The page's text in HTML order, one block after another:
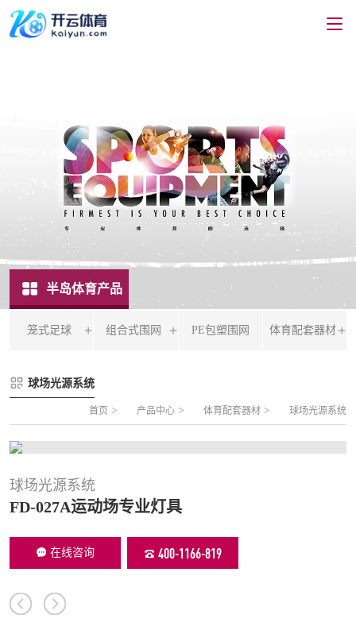
半岛体育产品
笼式足球
FLZ-B 夹芯板笼式足球
FLZ-C 半格栅笼式足球
FLZ-D PE包塑笼式足球
组合式围网
片装组合式围网
PE包塑围网 体育配套器材
球场光源系统
首页 > 产品中心 > 体育配套器材 > 球场光源系统
球场光源系统
FD-027A运动场专业灯具
在线咨询 400-1166-819